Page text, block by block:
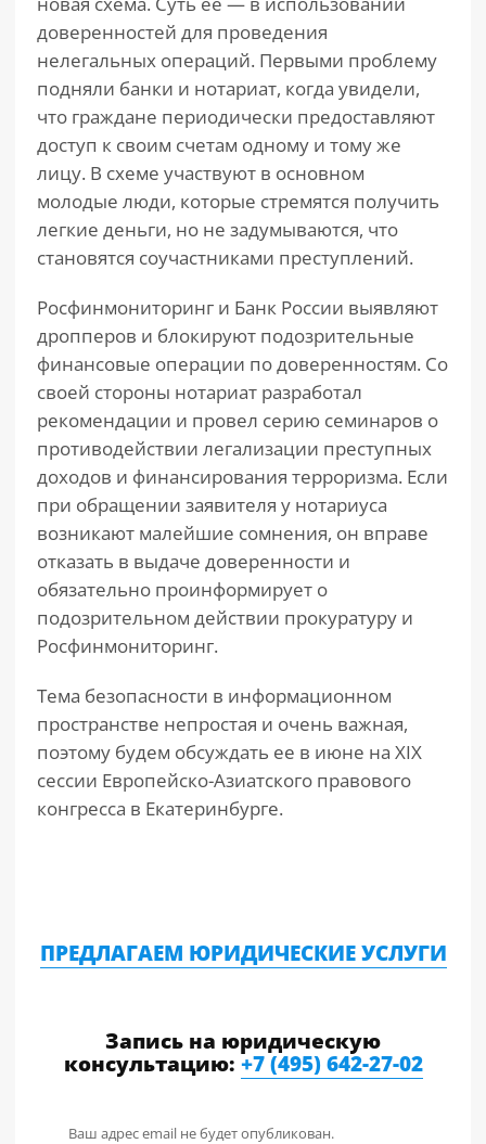
доверенностей для проведения
нелегальных операций. Первыми проблему
подняли банки и нотариат, когда увидели,
что граждане периодически предоставляют
доступ к своим счетам одному и тому же
лицу. В схеме участвуют в основном
молодые люди, которые стремятся получить
легкие деньги, но не задумываются, что
становятся соучастниками преступлений.
Росфинмониторинг и Банк России выявляют
дропперов и блокируют подозрительные
финансовые операции по доверенностям. Со
своей стороны нотариат разработал
рекомендации и провел серию семинаров о
противодействии легализации преступных
доходов и финансирования терроризма. Если
при обращении заявителя у нотариуса
возникают малейшие сомнения, он вправе
отказать в выдаче доверенности и
обязательно проинформирует о
подозрительном действии прокуратуру и
Росфинмониторинг.
Тема безопасности в информационном
пространстве непростая и очень важная,
поэтому будем обсуждать ее в июне на XIX
сессии Европейско-Азиатского правового
конгресса в Екатеринбурге.
ПРЕДЛАГАЕМ ЮРИДИЧЕСКИЕ УСЛУГИ
Запись на юридическую
консультацию: +7 (495) 642-27-02
Ваш адрес email не будет опубликован.